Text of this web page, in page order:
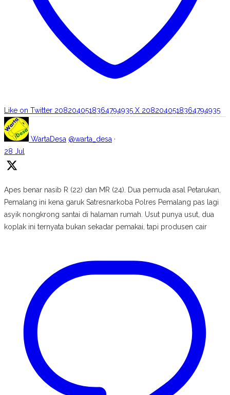
Like on Twitter 2082040518364794935 X 2082040518364794935
WartaDesa @warta_desa ·
28 Jul
Apes benar nasib R (22) dan MR (24). Dua pemuda asal Petarukan,
Pemalang ini kena garuk Satresnarkoba Polres Pemalang pas lagi
asyik nongkrong santai di halaman rumah. Usut punya usut, dua
koplak ini ternyata bukan sekadar pemakai, tapi produsen cair